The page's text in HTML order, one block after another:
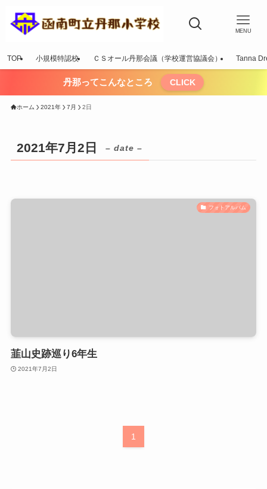
MENU
TOP 小規模特認校 ＣＳオール丹那会議（学校運営協議会） Tanna
丹那ってこんなところ CLICK
ホーム 2021年 7月 2日
2021年7月2日 – date –
フォトアルバム
韮山史跡巡り6年生
2021年7月2日
1